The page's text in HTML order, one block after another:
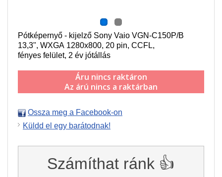
Pótképernyő - kijelző Sony Vaio VGN-C150P/B
13,3", WXGA 1280x800, 20 pin, CCFL,
fényes felület, 2 év jótállás
Áru nincs raktáron
Az árú nincs a raktárban
Ossza meg a Facebook-on
Küldd el egy barátodnak!
Számíthat ránk 👍